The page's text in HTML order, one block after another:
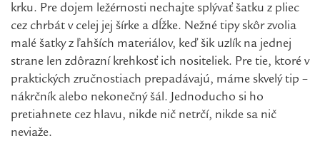
krku. Pre dojem ležérnosti nechajte splývať šatku z pliec
cez chrbát v celej jej šírke a dĺžke. Nežné tipy skôr zvolia
malé šatky z ľahších materiálov, keď šik uzlík na jednej
strane len zdôrazní krehkosť ich nositeliek. Pre tie, ktoré v
praktických zručnostiach prepadávajú, máme skvelý tip –
nákrčník alebo nekonečný šál. Jednoducho si ho
pretiahnete cez hlavu, nikde nič netrčí, nikde sa nič
neviaže.